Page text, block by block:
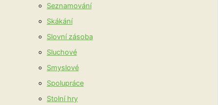
Seznamování
Skákání
Slovní zásoba
Sluchové
Smyslové
Spolupráce
Stolní hry